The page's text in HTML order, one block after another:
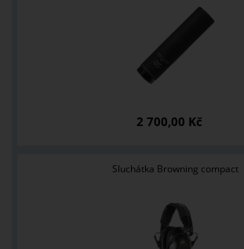
2 700,00 Kč
Sluchátka Browning compact